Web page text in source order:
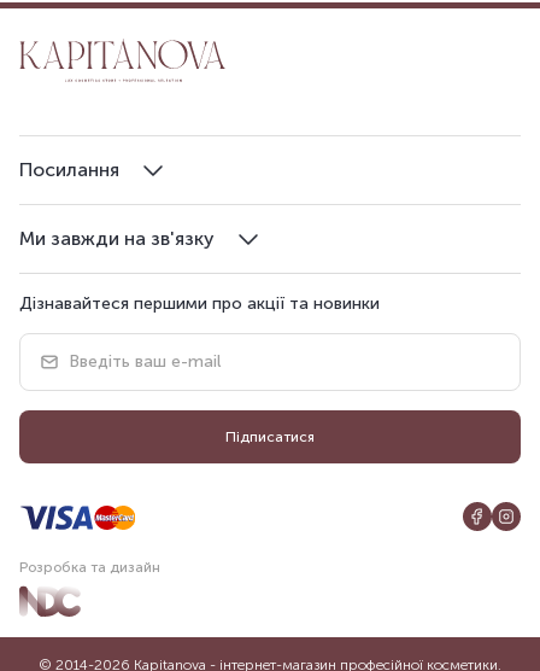
Ми завжди на зв'язку
Посилання
Дізнавайтеся першими про акції та новинки
Підписатися
Розробка та дизайн
© 2014-2026 Kapitanova - інтернет-магазин професійної косметики.